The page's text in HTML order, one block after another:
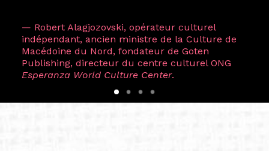
— Robert Alagjozovski, opérateur culturel
indépendant, ancien ministre de la Culture de
Macédoine du Nord, fondateur de Goten
Publishing, directeur du centre culturel ONG
Esperanza World Culture Center.
celle avec ma consœurHicterienneRuthe
Zuntz — une amitié dont la générosité et la
vision ont transformé ma trajectoire et m’ont
conduite de Singapour à Berlin pendant près
d’une décennie. Aujourd’hui encore, les amitiés
forgées durant cette année intense et inspirante
conservent une magie particulière ; elles me